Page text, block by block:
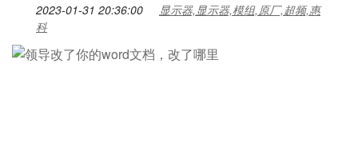
2023-01-31 20:36:00
显示器,显示器,模组,原厂,超频,惠
科